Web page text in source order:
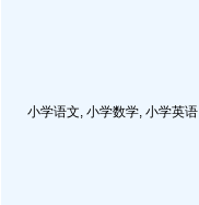
小学语文, 小学数学, 小学英语